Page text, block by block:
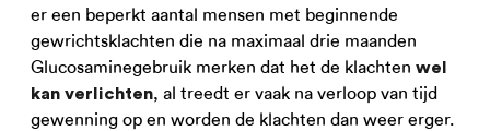
er een beperkt aantal mensen met beginnende
gewrichtsklachten die na maximaal drie maanden
Glucosaminegebruik merken dat het de klachten wel
kan verlichten, al treedt er vaak na verloop van tijd
gewenning op en worden de klachten dan weer erger.